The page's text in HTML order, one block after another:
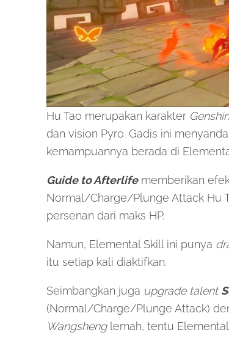
Hu Tao merupakan karakter
dan vision Pyro. Gadis ini
kemampuannya berada di
Guide to Afterlifememberikan
Normal/Charge/Plunge Attack Hu
persenan dari maks HP.
Namun, Elemental Skill ini punya
itu setiap kali diaktifkan.
Seimbangkan juga upgrade talent
(Normal/Charge/Plunge Attack)
Wangshenglemah, tentu